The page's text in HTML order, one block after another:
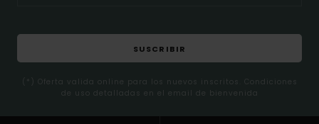
SUSCRIBIR
(*) Oferta valida online para los nuevos inscritos. Condiciones
de uso detalladas en el email de bienvenida